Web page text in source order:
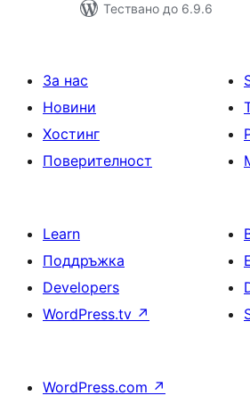
Тествано до 6.9.6
За нас
Новини
Хостинг
Поверителност
Learn
Поддръжка
Developers
WordPress.tv ↗
WordPress.com ↗